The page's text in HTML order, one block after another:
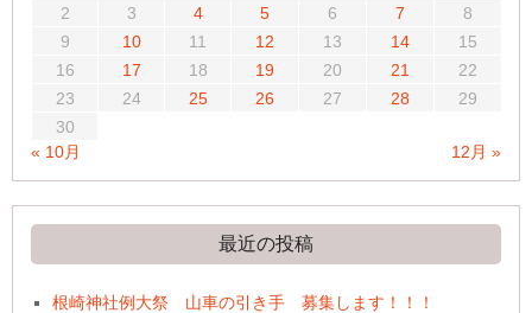
2
3 4 5 6 7
8
9
10 11 12 13 14
15
16
17 18 19 20 21
22
23
24 25 26 27 28
29
30
« 10月
12月 »
最近の投稿
根崎神社例大祭 山車の引き手 募集します！！！